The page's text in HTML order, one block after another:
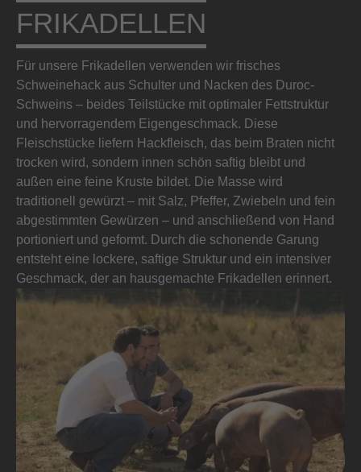
FRIKADELLEN
Für unsere Frikadellen verwenden wir frisches
Schweinehack aus Schulter und Nacken des Duroc-
Schweins – beides Teilstücke mit optimaler Fettstruktur
und hervorragendem Eigengeschmack. Diese
Fleischstücke liefern Hackfleisch, das beim Braten nicht
trocken wird, sondern innen schön saftig bleibt und
außen eine feine Kruste bildet. Die Masse wird
traditionell gewürzt – mit Salz, Pfeffer, Zwiebeln und fein
abgestimmten Gewürzen – und anschließend von Hand
portioniert und geformt. Durch die schonende Garung
entsteht eine lockere, saftige Struktur und ein intensiver
Geschmack, der an hausgemachte Frikadellen erinnert.